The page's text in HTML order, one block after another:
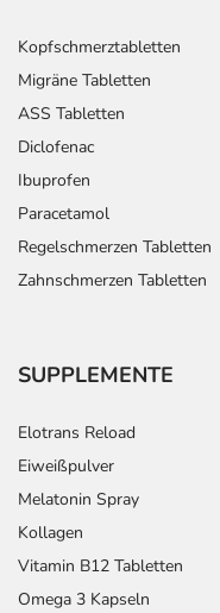
Kopfschmerztabletten
Migräne Tabletten
ASS Tabletten
Diclofenac
Ibuprofen
Paracetamol
Regelschmerzen Tabletten
Zahnschmerzen Tabletten
SUPPLEMENTE
Elotrans Reload
Eiweißpulver
Melatonin Spray
Kollagen
Vitamin B12 Tabletten
Omega 3 Kapseln